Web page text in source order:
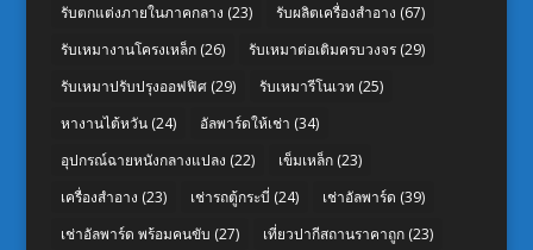
รับตกแต่งภายในภาคกลาง (23) รับผลิตเครื่องสำอาง (67)
รับเหมางานโครงเหล็ก(26) รับเหมาต่อเติมครบวงจร(29)
รับเหมาปรับปรุงออฟฟิศ(29) รับเหมารีโนเวท (25)
หางานไต้หวัน(24) อัลพาร์ดให้เช่า (34)
อุปกรณ์ฉายหนังกลางแปลง (22) เข็มเหล็ก(23)
เครื่องสำอาง (23) เช่ารถตู้กระบี่ (24) เช่าอัลพาร์ด (39)
เช่าอัลพาร์ด พร้อมคนขับ (27) เที่ยวปากีสถานราคาถูก(23)